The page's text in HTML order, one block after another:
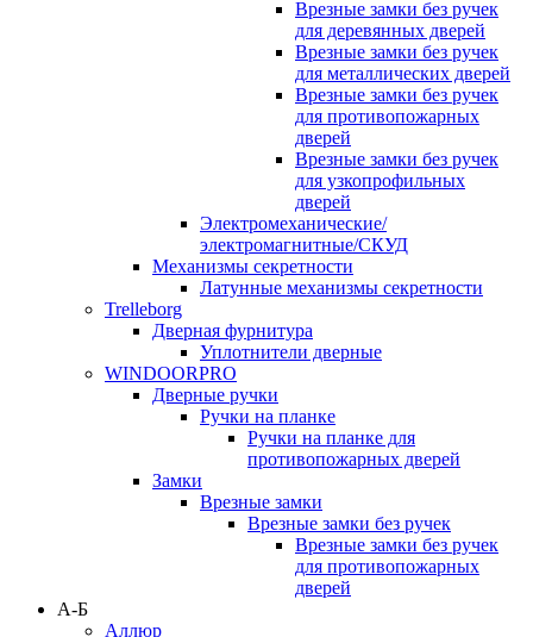
Врезные замки без ручек
для деревянных дверей
Врезные замки без ручек
для металлических дверей
Врезные замки без ручек
для противопожарных
дверей
Врезные замки без ручек
для узкопрофильных
дверей
Электромеханические/
электромагнитные/СКУД
Механизмы секретности
Латунные механизмы секретности
Trelleborg
Дверная фурнитура
Уплотнители дверные
WINDOORPRO
Дверные ручки
Ручки на планке
Ручки на планке для
противопожарных дверей
Замки
Врезные замки
Врезные замки без ручек
Врезные замки без ручек
для противопожарных
дверей
А-Б
Аллюр